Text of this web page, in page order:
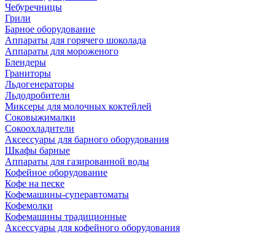
Чебуречницы
Грили
Барное оборудование
Аппараты для горячего шоколада
Аппараты для мороженого
Блендеры
Граниторы
Льдогенераторы
Льдодробители
Миксеры для молочных коктейлей
Соковыжималки
Сокоохладители
Аксессуары для барного оборудования
Шкафы барные
Аппараты для газированной воды
Кофейное оборудование
Кофе на песке
Кофемашины-суперавтоматы
Кофемолки
Кофемашины традиционные
Аксессуары для кофейного оборудования